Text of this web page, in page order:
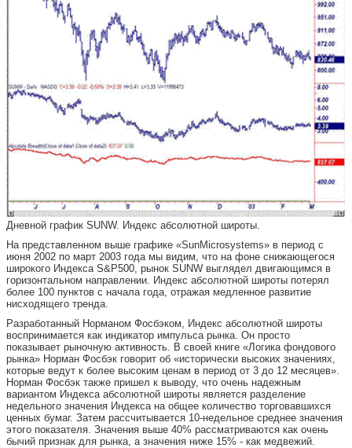
Дневной график SUNW. Индекс абсолютной широты.
На представленном выше графике «SunMicrosystems» в период с
июня 2002 по март 2003 года мы видим, что на фоне снижающегося
широкого Индекса S&P500, рынок SUNW выглядел двигающимся в
горизонтальном направлении. Индекс абсолютной широты потерял
более 100 пунктов с начала года, отражая медленное развитие
нисходящего тренда.
Разработанный Норманом Фосбэком, Индекс абсолютной широты
воспринимается как индикатор импульса рынка. Он просто
показывает рыночную активность. В своей книге «Логика фондового
рынка» Норман Фосбэк говорит об «исторически высоких значениях,
которые ведут к более высоким ценам в период от 3 до 12 месяцев».
Норман Фосбэк также пришел к выводу, что очень надежным
вариантом Индекса абсолютной широты является разделение
недельного значения Индекса на общее количество торговавшихся
ценных бумаг. Затем рассчитывается 10-недельное среднее значения
этого показателя. Значения выше 40% рассматриваются как очень
бычий признак для рынка, а значения ниже 15% - как медвежий.